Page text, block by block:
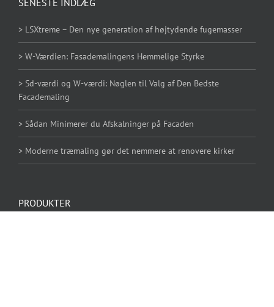
SENESTE INDLÆG
> LSXtreme – Den nye generation af højtydende fugemasser
> W-Værdien: Fasademalingens Hemmelige Styrke
> Sd-værdi og W-værdi: Nøglen til Valg af Den Bedste
Facademaling
> Sådan Minimerer du Afskalninger på Facaden
> Moderne træmaling gør det nemmere at renovere kirker
PRODUKTER